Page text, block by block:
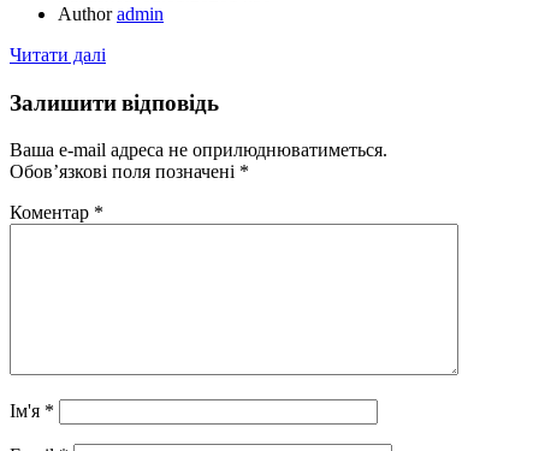
Authoradmin
Читати далі
Залишити відповідь
Ваша e-mail адреса не оприлюднюватиметься.
Обов’язкові поля позначені *
Коментар *
Ім'я *